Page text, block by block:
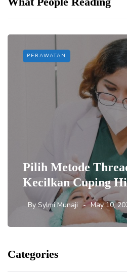
PERAWATAN
Pilih Metode
Kecilkan Cuping
By Sylmi Munaji May 10,
Categories